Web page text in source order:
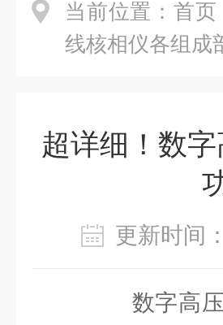
当前位置： 首页
线核相仪各组成
超详细！数
更新时
数字高压